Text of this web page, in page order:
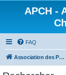
APCH -
FAQ
Association des Pancréatites Chroniques Héréditaires